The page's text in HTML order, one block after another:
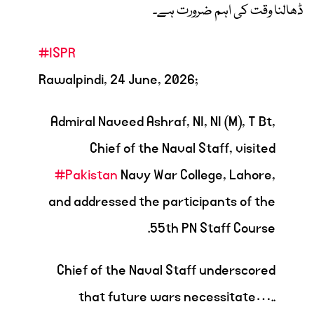
ڈھالنا وقت کی اہم ضرورت ہے۔
#ISPR
Rawalpindi, 24 June, 2026;
Admiral Naveed Ashraf, NI, NI (M), T Bt,
Chief of the Naval Staff, visited
#Pakistan Navy War College, Lahore,
and addressed the participants of the
55th PN Staff Course.
Chief of the Naval Staff underscored
that future wars necessitate…..